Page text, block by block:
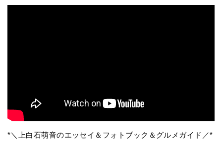
*＼上白石萌音のエッセイ＆フォトブック＆グルメガイド／*